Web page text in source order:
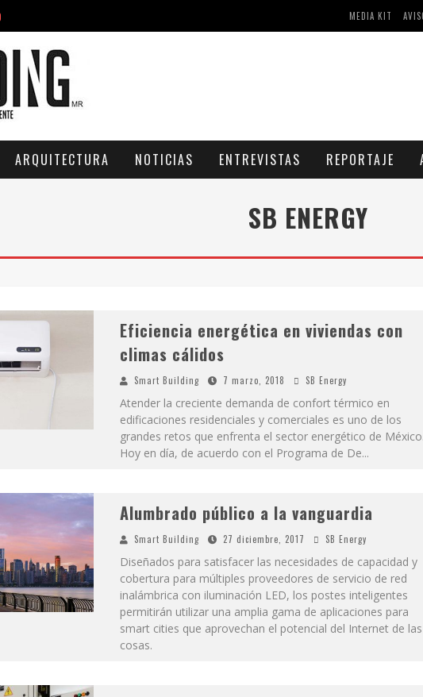
VIOLÁN: CREMAS Y COMPRIMIDOS DISPONIBLES
MEDIA KIT
ARQUITECTURA NOTICIAS ENTREVISTAS REPORTAJE
SB ENERGY
Eficiencia energética en viviendas con
climas cálidos
Smart Building 7 marzo, 2018 SB Energy
Atender la creciente demanda de confort térmico en
edificaciones residenciales y comerciales es uno de los
grandes retos que enfrenta el sector energético de México.
Hoy en día, de acuerdo con el Programa de De...
Alumbrado público a la vanguardia
Smart Building 27 diciembre, 2017 SB Energy
Diseñados para satisfacer las necesidades de capacidad y
cobertura para múltiples proveedores de servicio de red
inalámbrica con iluminación LED, los postes inteligentes
permitirán utilizar una amplia gama de aplicaciones para
smart cities que aprovechan el potencial del Internet de las
cosas.